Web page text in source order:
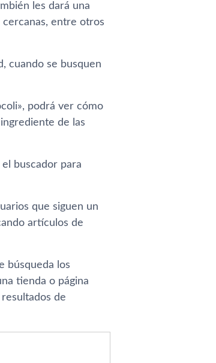
les dará una
entre otros
cuando se busquen
podrá ver cómo
de las
buscador para
que siguen un
artículos de
búsqueda los
tienda o página
de